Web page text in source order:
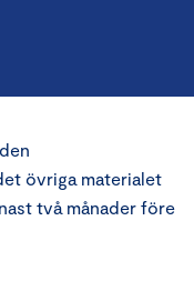
övriga materialet
två månader före